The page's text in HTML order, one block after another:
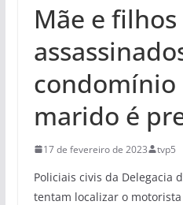
Mãe e filhos
condomínio
marido é
17 de fevereiro de 2023 tvp5
Policiais civis da Delegacia
tentam localizar o